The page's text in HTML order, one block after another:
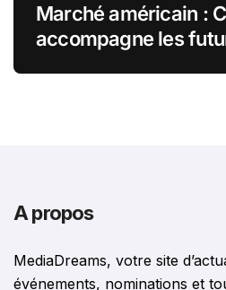
Marché américain :
accompagne les
A propos
MediaDreams, votre site
événements, nominations et